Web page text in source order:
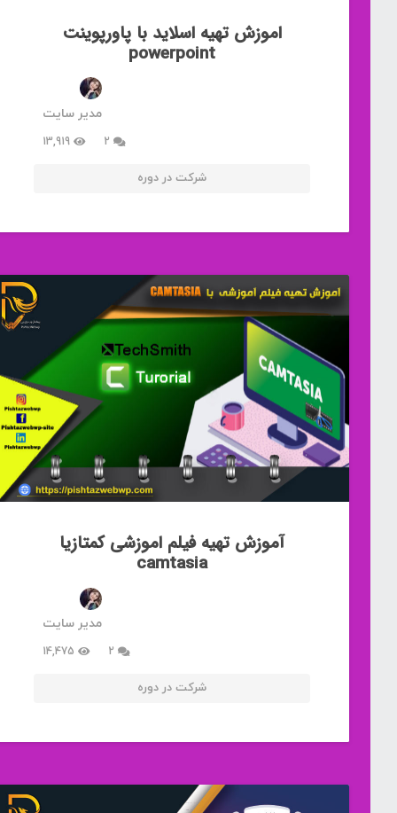
اموزش تهیه اسلاید با پاورپوینت
powerpoint
مدیر سایت
2 دیدگاه 13,919
شرکت در دوره
آموزش تهیه فیلم اموزشی کمتازیا
camtasia
مدیر سایت
2 دیدگاه 14,475
شرکت در دوره